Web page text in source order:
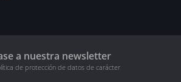
a nuestra newsletter
de protección de datos de carácter